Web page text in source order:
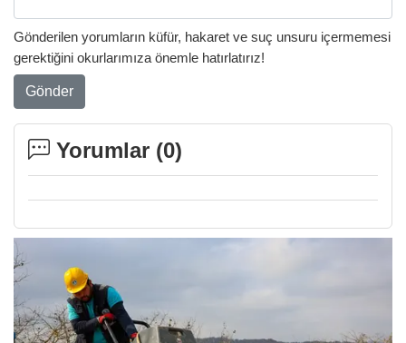
Gönderilen yorumların küfür, hakaret ve suç unsuru içermemesi
gerektiğini okurlarımıza önemle hatırlatırız!
Gönder
Yorumlar (0)